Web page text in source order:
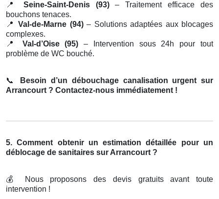
📍
Seine-Saint-Denis (93)– Traitement efficace des
bouchons tenaces.
📍
Val-de-Marne (94)– Solutions adaptées aux blocages
complexes.
📍
Val-d’Oise (95) – Intervention sous 24h pour tout
problème de WC bouché.
📞
Besoin d’un débouchage canalisation urgent sur
Arrancourt ? Contactez-nous immédiatement !
5. Comment obtenir un estimation détaillée pour un
déblocage de sanitaires sur Arrancourt ?
💰
Nous proposons des devis gratuits avant toute
intervention !